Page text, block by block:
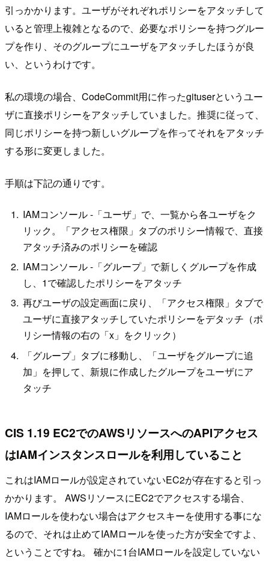
引っかかります。ユーザがそれぞれポリシーをアタッチして
いると管理上複雑となるので、必要なポリシーを持つグルー
プを作り、そのグループにユーザをアタッチしたほうが良
い、というわけです。
私の環境の場合、CodeCommit用に作ったgituserというユー
ザに直接ポリシーをアタッチしていました。推奨に従って、
同じポリシーを持つ新しいグループを作ってそれをアタッチ
する形に変更しました。
手順は下記の通りです。
IAMコンソール -「ユーザ」で、一覧から各ユーザをク
リック。「アクセス権限」タブのポリシー情報で、直接
アタッチ済みのポリシーを確認
IAMコンソール -「グループ」で新しくグループを作成
し、1で確認したポリシーをアタッチ
再びユーザの設定画面に戻り、「アクセス権限」タブで
ユーザに直接アタッチしていたポリシーをデタッチ（ポ
リシー情報の右の「x」をクリック）
「グループ」タブに移動し、「ユーザをグループに追
加」を押して、新規に作成したグループをユーザにア
タッチ
CIS 1.19 EC2でのAWSリソースへのAPIアクセス
はIAMインスタンスロールを利用していること
これはIAMロールが設定されていないEC2が存在すると引っ
かかります。 AWSリソースにEC2でアクセスする場合、
IAMロールを使わない場合はアクセスキーを使用する事にな
るので、それは止めてIAMロールを使った方が安全ですよ、
ということですね。 確かに1台IAMロールを設定していない